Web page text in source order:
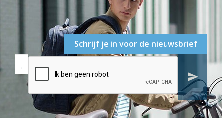
Schrijf je in voor de nieuwsbrief
send